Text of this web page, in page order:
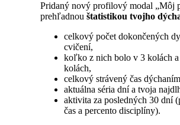
Pridaný nový profilový modal „Môj
prehľadnouštatistikou tvojho
celkový počet dokončených
cvičení,
koľko z nich bolo v 3 kolách
kolách,
celkový strávený čas
aktuálna séria dní a tvoja
aktivita za posledných 30 dní
čas a percento disciplíny).